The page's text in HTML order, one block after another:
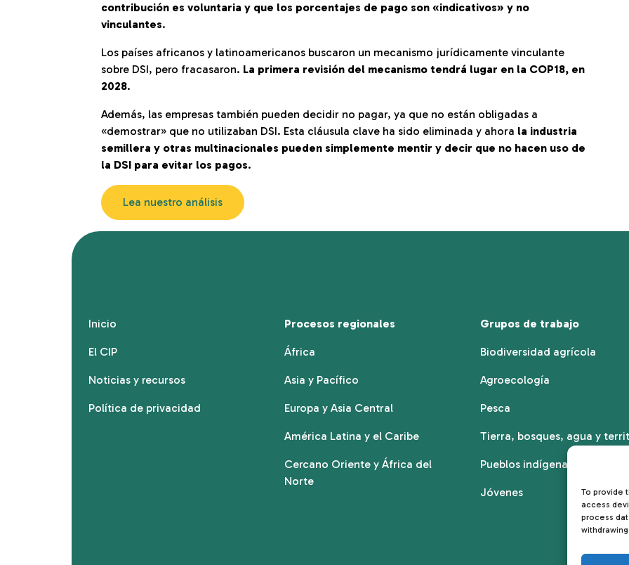
To provide
access
process
contribución es voluntaria y que los porcentajes de pago son «indicativos» y no
vinculantes.
Los países africanos y latinoamericanos buscaron un mecanismo jurídicamente vinculante
sobre DSI, pero fracasaron. La primera revisión del mecanismo tendrá lugar en la COP18, en
2028.
Además, las empresas también pueden decidir no pagar, ya que no están obligadas a
«demostrar» que no utilizaban DSI. Esta cláusula clave ha sido eliminada y ahora la industria
semillera y otras multinacionales pueden simplemente mentir y decir que no hacen uso de
la DSI para evitar los pagos.
Lea nuestro análisis
Inicio
El CIP
Noticias y recursos
Política de privacidad
Procesos regionales
África
Asia y Pacífico
Europa y Asia Central
América Latina y el Caribe
Cercano Oriente y África del
Norte
Grupos de trabajo
Biodiversidad agrícola
Agroecología
Pesca
Tierra, bosques, agua y
Pueblos indígenas
Jóvenes